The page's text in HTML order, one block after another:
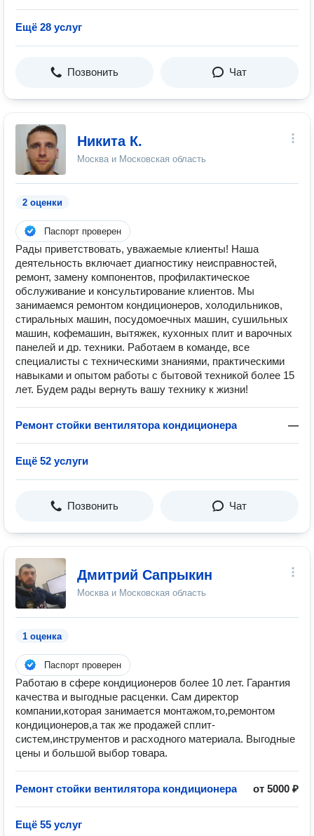
Ещё 28 услуг
Позвонить Чат
Никита К.
Москва и Московская область
2 оценки
Паспорт проверен
Рады приветствовать, уважаемые клиенты! Наша
деятельность включает диагностику неисправностей,
ремонт, замену компонентов, профилактическое
обслуживание и консультирование клиентов. Мы
занимаемся ремонтом кондиционеров, холодильников,
стиральных машин, посудомоечных машин, сушильных
машин, кофемашин, вытяжек, кухонных плит и варочных
панелей и др. техники. Работаем в команде, все
специалисты с техническими знаниями, практическими
навыками и опытом работы с бытовой техникой более 15
лет. Будем рады вернуть вашу технику к жизни!
Ремонт стойки вентилятора кондиционера —
Ещё 52 услуги
Позвонить Чат
Дмитрий Сапрыкин
Москва и Московская область
1 оценка
Паспорт проверен
Работаю в сфере кондиционеров более 10 лет. Гарантия
качества и выгодные расценки. Сам директор
компании,которая занимается монтажом,то,ремонтом
кондиционеров,а так же продажей сплит-
систем,инструментов и расходного материала. Выгодные
цены и большой выбор товара.
Ремонт стойки вентилятора кондиционера от 5000 ₽
Ещё 55 услуг